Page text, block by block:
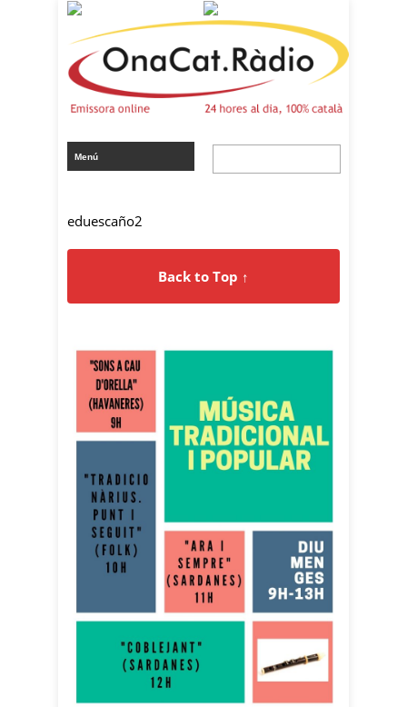
eduescaño2
Back to Top ↑